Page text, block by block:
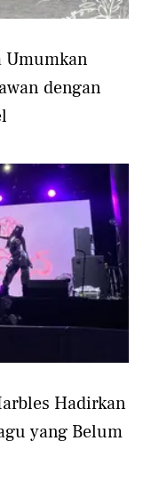
Umumkan
dengan
Hadirkan
yang Belum